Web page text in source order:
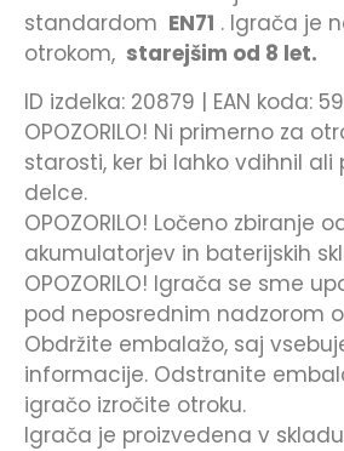
standardom EN71 . Igrača je
otrokom, starejšim od 8 let.
ID izdelka: 20879 | EAN koda:
OPOZORILO! Ni primerno za
starosti, ker bi lahko vdihnil
delce.
OPOZORILO! Ločeno zbiranje
akumulatorjev in baterijskih
OPOZORILO! Igrača se sme
pod neposrednim nadzorom
Obdržite embalažo, saj
informacije. Odstranite
igračo izročite otroku.
Igrača je proizvedena v